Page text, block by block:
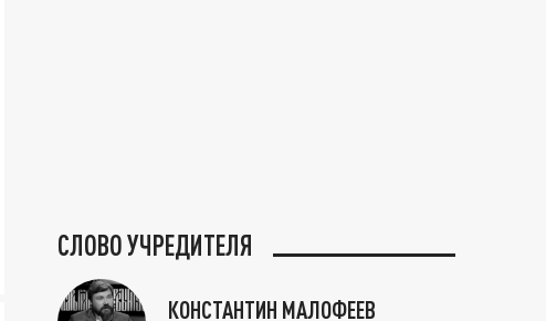
СЛОВО УЧРЕДИТЕЛЯ
КОНСТАНТИН МАЛОФЕЕВ